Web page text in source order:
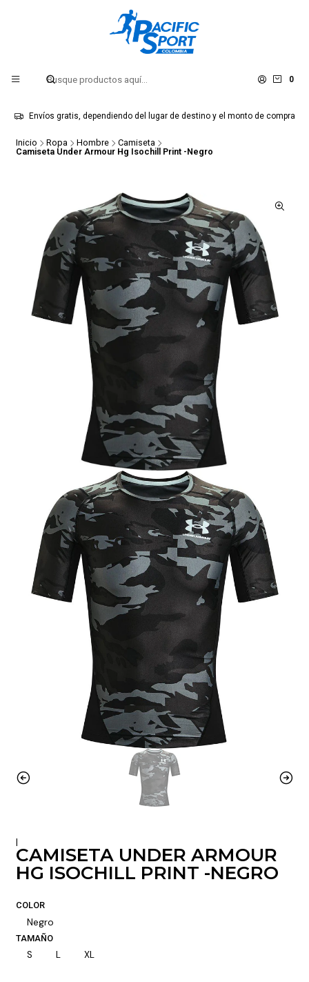
0
Envíos gratis, dependiendo del lugar de destino y el monto de compra
Inicio Ropa Hombre
Camiseta
Camiseta Under Armour Hg Isochill Print -Negro
|
CAMISETA UNDER ARMOUR
HG ISOCHILL PRINT -NEGRO
COLOR
Negro
TAMAÑO
S L XL